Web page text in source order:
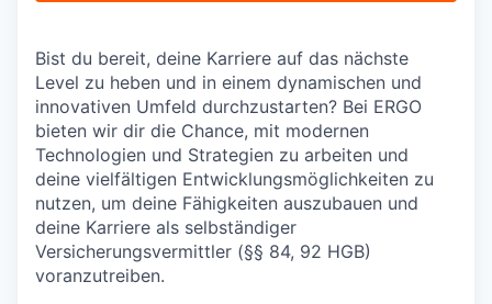
Bist du bereit, deine Karriere auf das nächste
Level zu heben und in einem dynamischen und
innovativen Umfeld durchzustarten? Bei ERGO
bieten wir dir die Chance, mit modernen
Technologien und Strategien zu arbeiten und
deine vielfältigen Entwicklungsmöglichkeiten zu
nutzen, um deine Fähigkeiten auszubauen und
deine Karriere als selbständiger
Versicherungsvermittler (§§ 84, 92 HGB)
voranzutreiben.